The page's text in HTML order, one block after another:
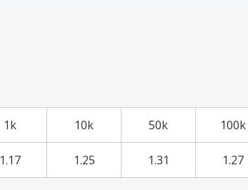
1k 10k 50k 100k
1.17 1.25 1.31 1.27